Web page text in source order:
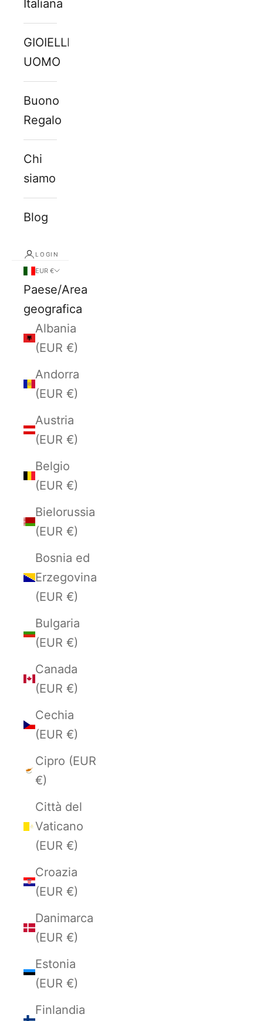
Italiana
GIOIELLI
UOMO
Buono
Regalo
Chi
siamo
Blog
LOGIN
EUR €
Paese/Area
geografica
Albania
(EUR €)
Andorra
(EUR €)
Austria
(EUR €)
Belgio
(EUR €)
Bielorussia
(EUR €)
Bosnia ed
Erzegovina
(EUR €)
Bulgaria
(EUR €)
Canada
(EUR €)
Cechia
(EUR €)
Cipro (EUR
€)
Città del
Vaticano
(EUR €)
Croazia
(EUR €)
Danimarca
(EUR €)
Estonia
(EUR €)
Finlandia